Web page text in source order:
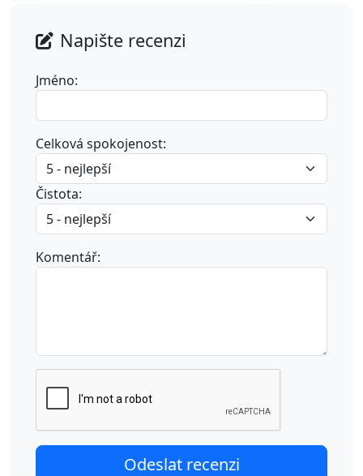
Napište recenzi
Jméno:
Celková spokojenost:
Čistota:
Komentář: